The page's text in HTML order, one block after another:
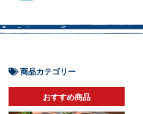
商品カテゴリー
おすすめ商品